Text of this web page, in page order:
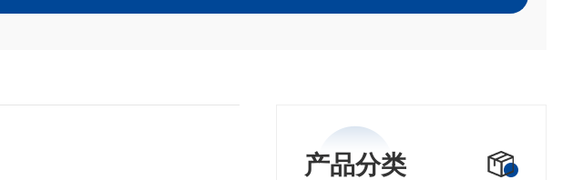
产品分类